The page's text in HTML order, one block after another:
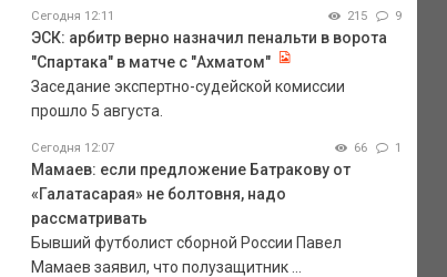
Сегодня 12:11 215 9
ЭСК: арбитр верно назначил пенальти в ворота
"Спартака" в матче с "Ахматом"
Заседание экспертно-судейской комиссии
прошло 5 августа.
Сегодня 12:07 66 1
Мамаев: если предложение Батракову от
«Галатасарая» не болтовня, надо
рассматривать
Бывший футболист сборной России Павел
Мамаев заявил, что полузащитник ...